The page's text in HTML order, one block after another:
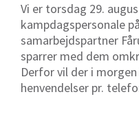
Vi er torsdag 29.
kampdagspersonale
samarbejdspartner
sparrer med dem
Derfor vil der i
henvendelser pr.